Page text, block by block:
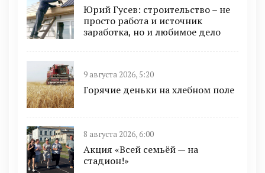
Юрий Гусев: строительство – не
просто работа и источник
заработка, но и любимое дело
9 августа 2026, 5:20
Горячие деньки на хлебном поле
8 августа 2026, 6:00
Акция «Всей семьёй — на
стадион!»